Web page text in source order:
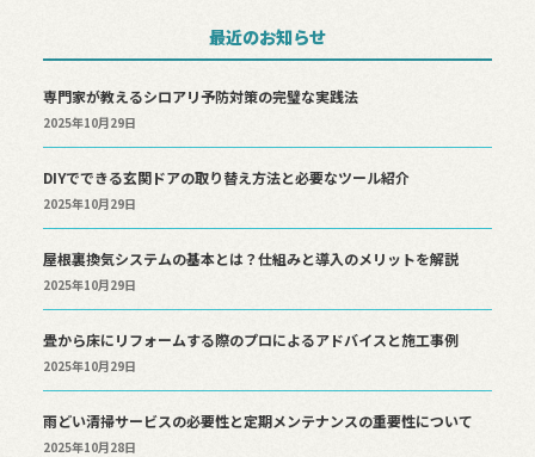
最近のお知らせ
専門家が教えるシロアリ予防対策の完璧な実践法
2025年10月29日
DIYでできる玄関ドアの取り替え方法と必要なツール紹介
2025年10月29日
屋根裏換気システムの基本とは？仕組みと導入のメリットを解説
2025年10月29日
畳から床にリフォームする際のプロによるアドバイスと施工事例
2025年10月29日
雨どい清掃サービスの必要性と定期メンテナンスの重要性について
2025年10月28日